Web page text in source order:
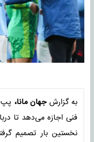
به گزارشجهان مانا، پپ
فنی اجازه می‌دهد تا
نخستین بار تصمیم